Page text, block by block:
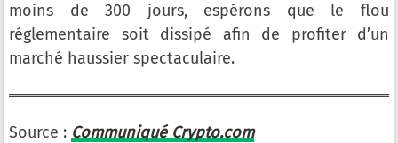
moins de 300 jours, espérons que le flou
réglementaire soit dissipé afin de profiter d’un
marché haussier spectaculaire.
Source : Communiqué Crypto.com